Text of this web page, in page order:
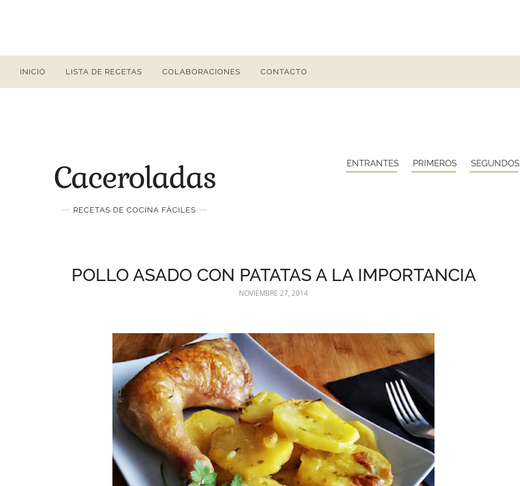
INICIO LISTA DE RECETAS COLABORACIONES CONTACTO
Caceroladas
— RECETAS DE COCINA FÁCILES —
ENTRANTES PRIMEROS SEGUNDOS
POLLO ASADO CON PATATAS A LA IMPORTANCIA
NOVIEMBRE 27, 2014